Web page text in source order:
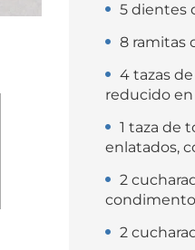
5 dientes
8 ramitas
4 tazas
reducido
1 taza de
enlatados,
2
2